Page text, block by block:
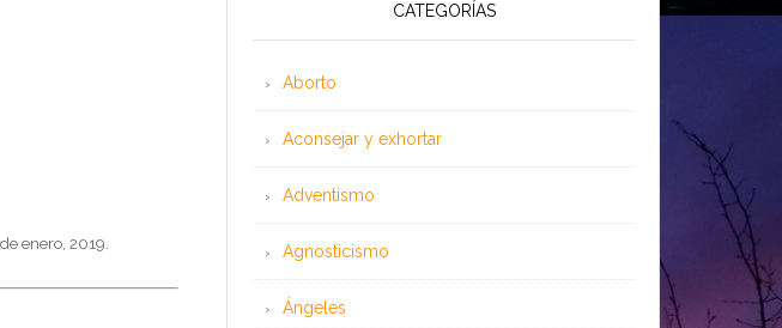
enero, 2019.
CATEGORÍAS
Aborto
Aconsejar y exhortar
Adventismo
Agnosticismo
Ángeles